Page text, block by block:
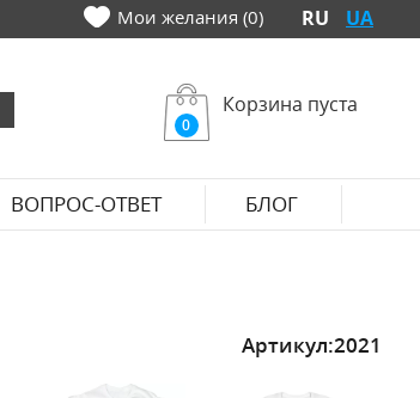
Мои желания (0) RU UA
0
Корзина пуста
ВОПРОС-ОТВЕТ БЛОГ
Артикул:2021